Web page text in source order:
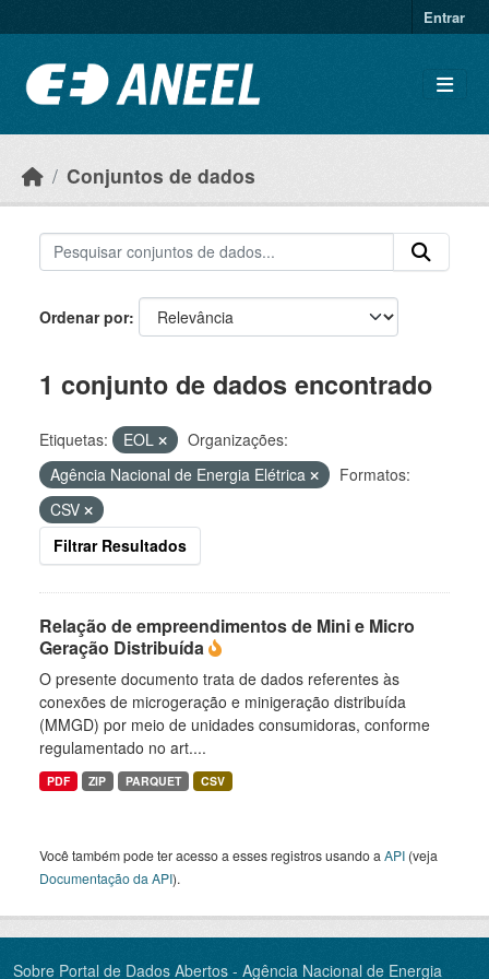
Entrar
Conjuntos de dados
Ordenar por
1 conjunto de dados encontrado
Etiquetas: EOL
Organizações:
Agência Nacional de Energia Elétrica
Formatos:
CSV
Filtrar Resultados
Relação de empreendimentos de Mini e Micro
Geração Distribuída
O presente documento trata de dados referentes às
conexões de microgeração e minigeração distribuída
(MMGD) por meio de unidades consumidoras, conforme
regulamentado no art....
PDF ZIP PARQUET CSV
Você também pode ter acesso a esses registros usando a API (veja
Documentação da API).
Sobre Portal de Dados Abertos - Agência Nacional de Energia